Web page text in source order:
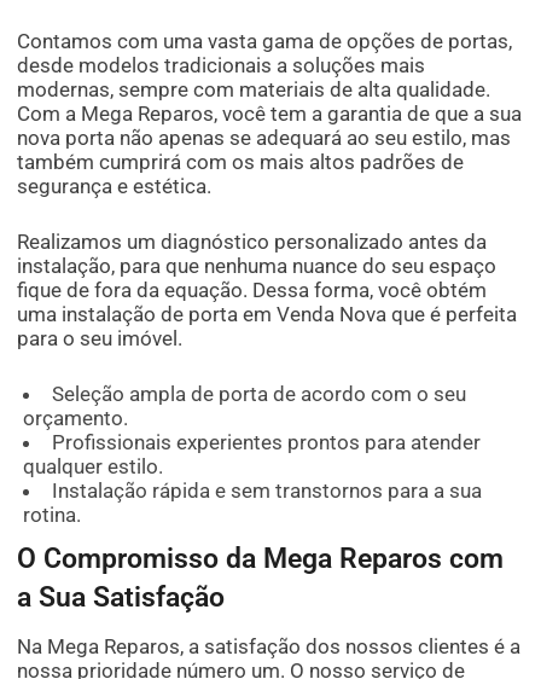
Contamos com uma vasta gama de opções de portas,
desde modelos tradicionais a soluções mais
modernas, sempre com materiais de alta qualidade.
Com a Mega Reparos, você tem a garantia de que a sua
nova porta não apenas se adequará ao seu estilo, mas
também cumprirá com os mais altos padrões de
segurança e estética.
Realizamos um diagnóstico personalizado antes da
instalação, para que nenhuma nuance do seu espaço
fique de fora da equação. Dessa forma, você obtém
uma instalação de porta em Venda Nova que é perfeita
para o seu imóvel.
Seleção ampla de porta de acordo com o seu
orçamento.
Profissionais experientes prontos para atender
qualquer estilo.
Instalação rápida e sem transtornos para a sua
rotina.
O Compromisso da Mega Reparos com
a Sua Satisfação
Na Mega Reparos, a satisfação dos nossos clientes é a
nossa prioridade número um. O nosso serviço de